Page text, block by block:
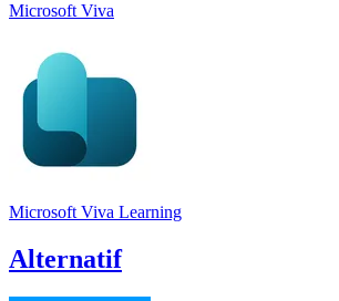
Microsoft Viva
Microsoft Viva Learning
Alternatif